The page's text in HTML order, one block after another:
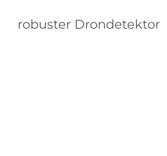
robuster Drondetektor